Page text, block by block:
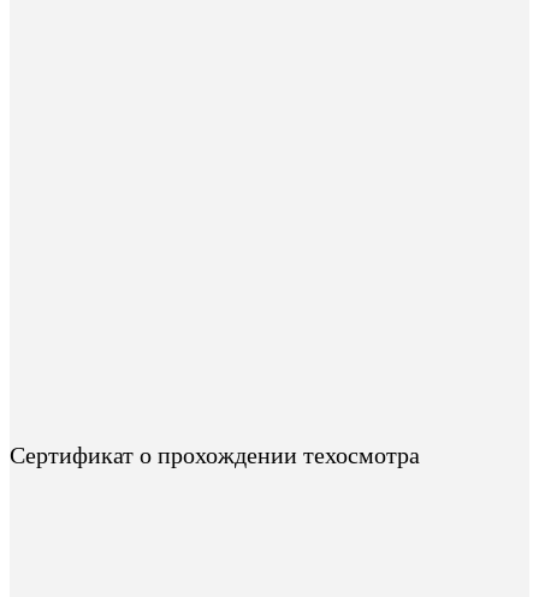
Сертификат о прохождении техосмотра